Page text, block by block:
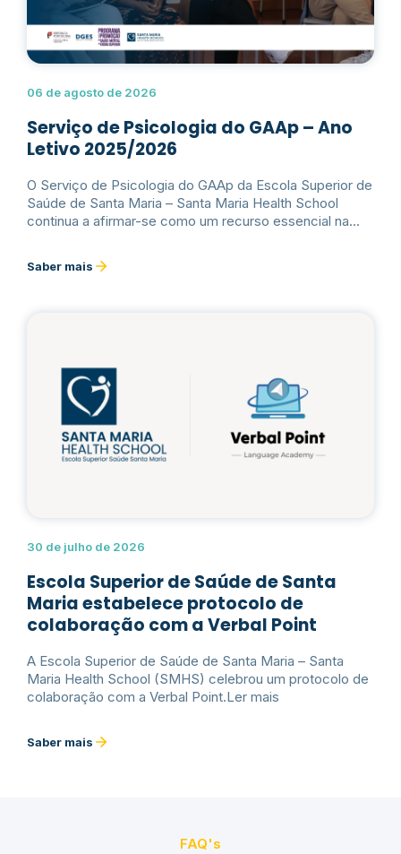
06 de agosto de 2026
Serviço de Psicologia do GAAp – Ano
Letivo 2025/2026
O Serviço de Psicologia do GAAp da Escola Superior de
Saúde de Santa Maria – Santa Maria Health School
continua a afirmar-se como um recurso essencial na
da comunidade académica, de acordo com os dados
relativos ao seu funcionamento e avaliação.Ler mais
Saber mais
30 de julho de 2026
Escola Superior de Saúde de Santa
Maria estabelece protocolo de
colaboração com a Verbal Point
A Escola Superior de Saúde de Santa Maria – Santa
Maria Health School (SMHS) celebrou um protocolo de
colaboração com a Verbal Point.Ler mais
Saber mais
FAQ's